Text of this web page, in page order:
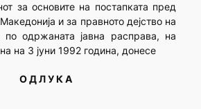
за основите на постапката пред
и за правното дејство на
по одржаната јавна расправа, на
на 3 јуни 1992 година, донесе
О Д Л У К А